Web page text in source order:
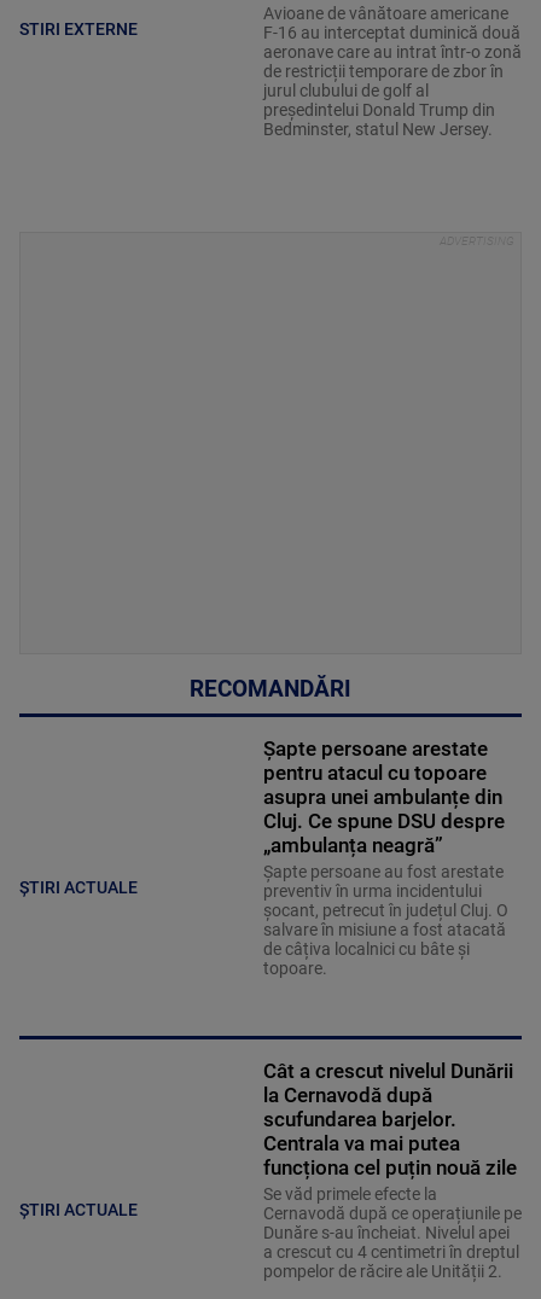
STIRI EXTERNE
Avioane de vânătoare americane
F-16 au interceptat duminică două
aeronave care au intrat într-o zonă
de restricții temporare de zbor în
jurul clubului de golf al
președintelui Donald Trump din
Bedminster, statul New Jersey.
RECOMANDĂRI
ȘTIRI ACTUALE
Șapte persoane arestate
pentru atacul cu topoare
asupra unei ambulanțe din
Cluj. Ce spune DSU despre
„ambulanța neagră”
Șapte persoane au fost arestate
preventiv în urma incidentului
șocant, petrecut în județul Cluj. O
salvare în misiune a fost atacată
de câțiva localnici cu bâte și
topoare.
ȘTIRI ACTUALE
Cât a crescut nivelul Dunării
la Cernavodă după
scufundarea barjelor.
Centrala va mai putea
funcționa cel puțin nouă zile
Se văd primele efecte la
Cernavodă după ce operațiunile pe
Dunăre s-au încheiat. Nivelul apei
a crescut cu 4 centimetri în dreptul
pompelor de răcire ale Unității 2.